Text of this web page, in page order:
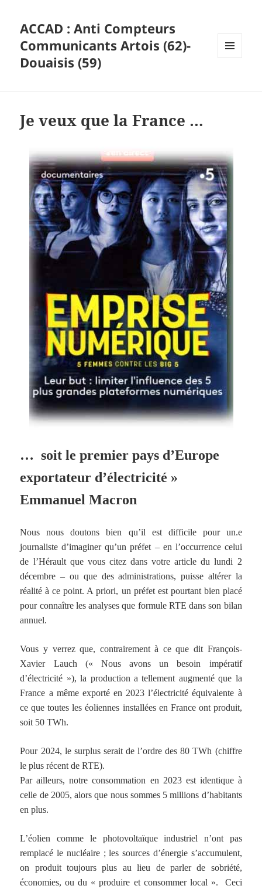
ACCAD : Anti Compteurs
Communicants Artois (62)-
Douaisis (59)
Je veux que la France …
… soit le premier pays d’Europe
exportateur d’électricité »
Emmanuel Macron
Nous nous doutons bien qu’il est difficile pour un.e
journaliste d’imaginer qu’un préfet – en l’occurrence celui
de l’Hérault que vous citez dans votre article du lundi 2
décembre – ou que des administrations, puisse altérer la
réalité à ce point. A priori, un préfet est pourtant bien placé
pour connaître les analyses que formule RTE dans son bilan
annuel.
Vous y verrez que, contrairement à ce que dit François-
Xavier Lauch (« Nous avons un besoin impératif
d’électricité »), la production a tellement augmenté que la
France a même exporté en 2023 l’électricité équivalente à
ce que toutes les éoliennes installées en France ont produit,
soit 50 TWh.
Pour 2024, le surplus serait de l’ordre des 80 TWh (chiffre
le plus récent de RTE).
Par ailleurs, notre consommation en 2023 est identique à
celle de 2005, alors que nous sommes 5 millions d’habitants
en plus.
L’éolien comme le photovoltaïque industriel n’ont pas
remplacé le nucléaire ; les sources d’énergie s’accumulent,
on produit toujours plus au lieu de parler de sobriété,
économies, ou du « produire et consommer local ». Ceci